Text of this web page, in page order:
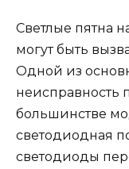
Светлые пятна
могут быть
Одной из
неисправность
большинстве
светодиодная
светодиоды